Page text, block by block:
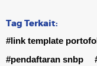
Tag Terkait:
#link template
#pendaftaran snbp